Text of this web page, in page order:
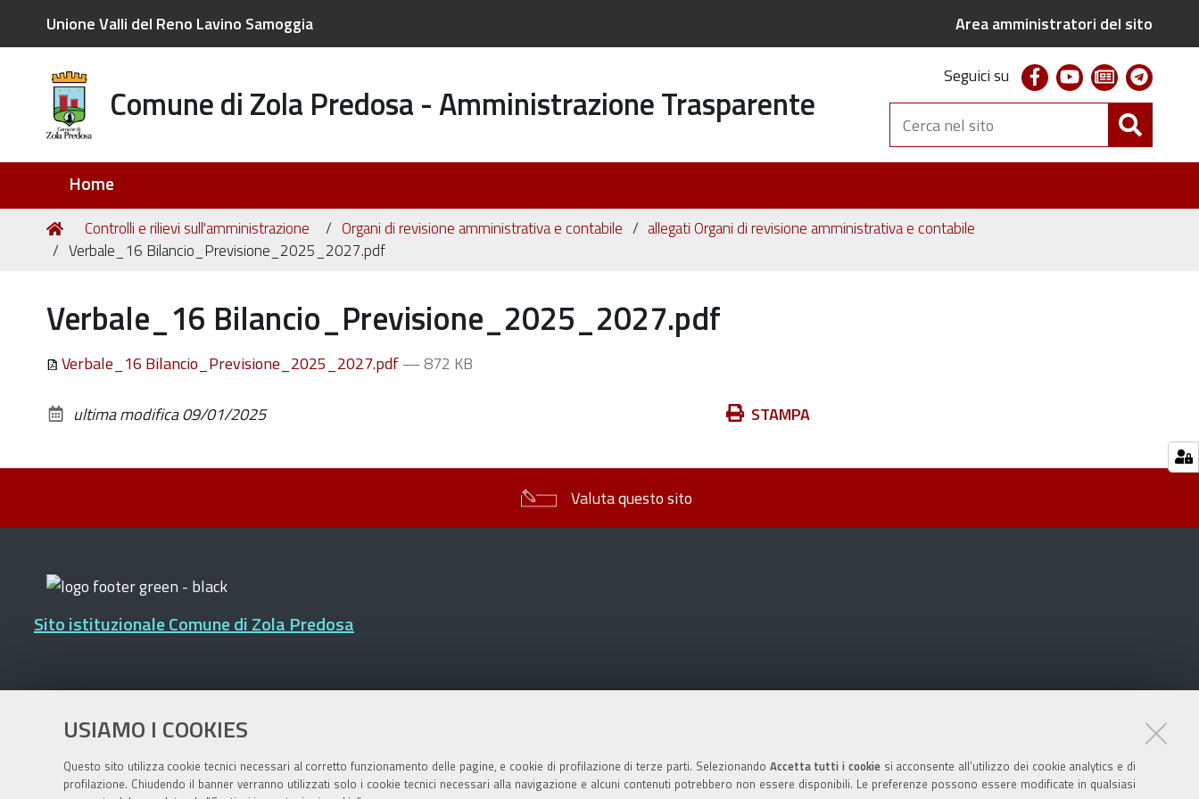
USIAMO I COOKIES
Questo sito utilizza cookie tecnici necessari al corretto funzionamento delle pagine, e cookie di profilazione di terze parti. Selezionando Accetta tutti i cookiesi acconsente all’utilizzo dei cookie analytics e di
profilazione. Chiudendo il banner verranno utilizzati solo i cookie tecnici necessari alla navigazione e alcuni contenuti potrebbero non essere disponibili. Le preferenze possono essere modificate in qualsiasi
Unione Valli del Reno Lavino Samoggia Area amministratori del sito
Comune di Zola Predosa - Amministrazione Trasparente
Seguici su facebookyoutubenewsletter
Cerca
nel
sito
Home
Tu
sei
Home
Controlli e rilievi sull'amministrazione Organi di revisione amministrativa e contabile
allegati Organi di revisione amministrativa e contabile
Verbale_16 Bilancio_Previsione_2025_2027.pdf
Verbale_16 Bilancio_Previsione_2025_2027.pdf
Verbale_16 Bilancio_Previsione_2025_2027.pdf— 872 KB
Azioni STAMPA
ultima modifica09/01/2025
Valuta questo sito
Sito istituzionale Comune di Zola Predosa